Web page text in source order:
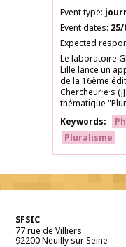
Event type
Event dates 25/
Expected
Le laboratoire
Lille lance un
de la 16ème
Chercheur·e·s
thématique
Keywords
Pluralisme
SFSIC
77 rue de Villiers
92200Neuilly sur Seine